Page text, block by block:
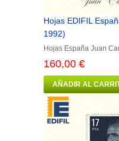
Hojas EDIFIL
1992)
Hojas España Juan
160,00 €
AÑADIR AL